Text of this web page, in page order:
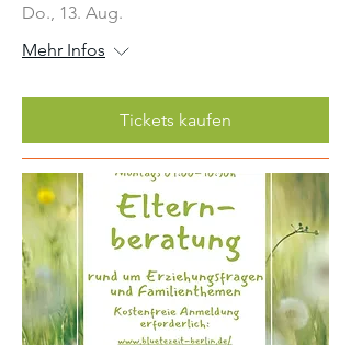
Do., 13. Aug.
Mehr Infos
Tickets kaufen